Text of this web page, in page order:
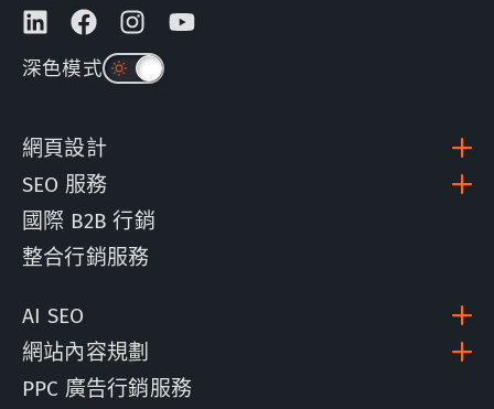
深色模式
網頁設計
SEO 服務
國際 B2B 行銷
整合行銷服務
AI SEO
網站內容規劃
PPC 廣告行銷服務